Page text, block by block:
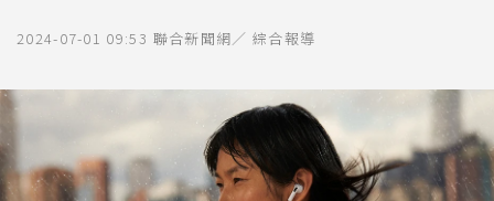
2024-07-01 09:53 聯合新聞網／ 綜合報導